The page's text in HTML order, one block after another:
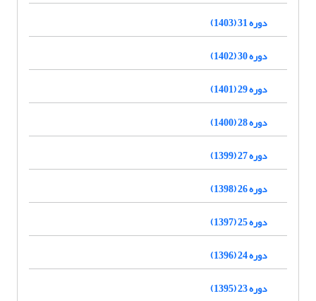
دوره 31 (1403)
دوره 30 (1402)
دوره 29 (1401)
دوره 28 (1400)
دوره 27 (1399)
دوره 26 (1398)
دوره 25 (1397)
دوره 24 (1396)
دوره 23 (1395)